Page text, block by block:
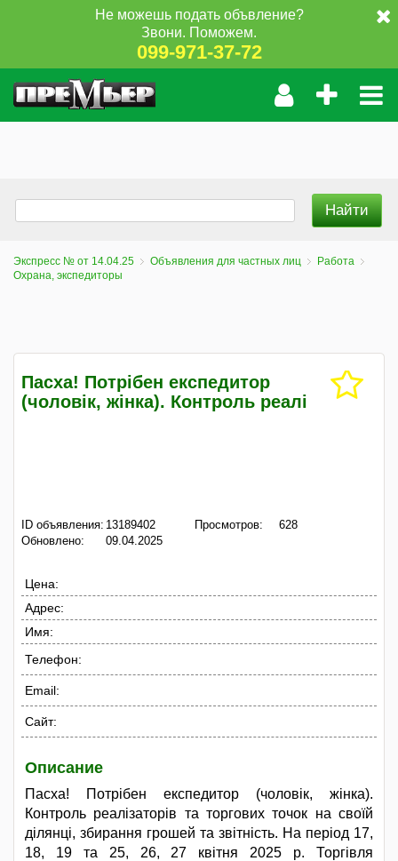
Не можешь подать объвление?
Звони. Поможем.
099-971-37-72
Экспресс № от 14.04.25 Объявления для частных лиц
Работа
Охрана, экспедиторы
Пасха! Потрібен експедитор
(чоловік, жінка). Контроль реалі
ID объявления: 13189402
Обновлено:
09.04.2025
Просмотров: 628
Цена:
Адрес:
Имя:
Телефон:
Email:
Сайт:
Описание
Пасха! Потрібен експедитор (чоловік, жінка).
Контроль реалізаторів та торгових точок на своїй
ділянці, збирання грошей та звітність. На період 17,
18, 19 та 25, 26, 27 квітня 2025 р. Торгівля